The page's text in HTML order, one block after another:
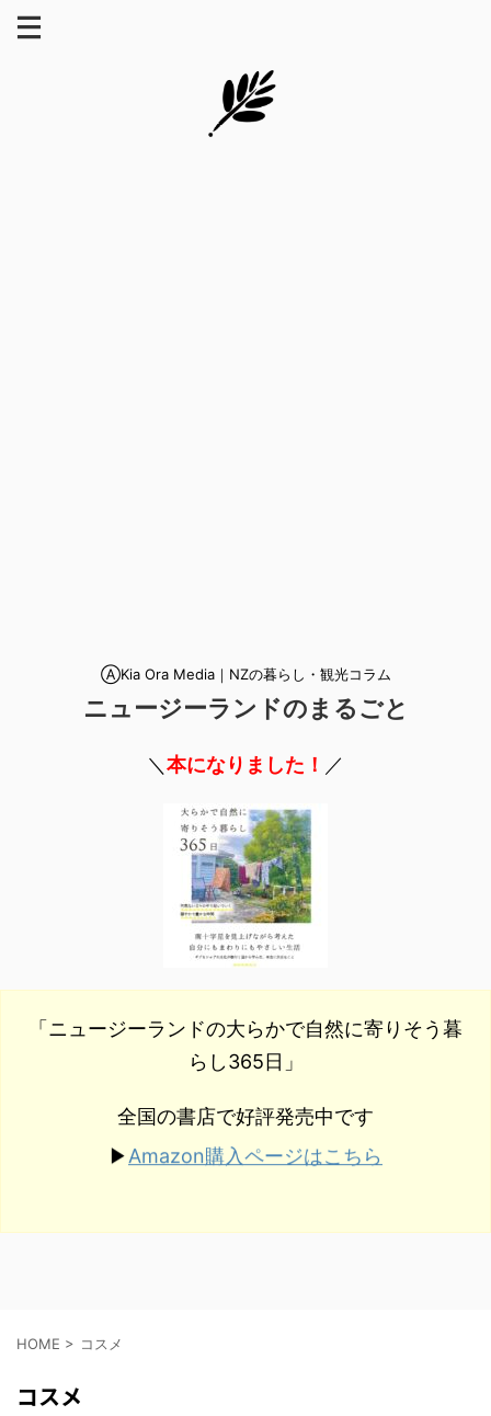
ⒶKia Ora Media｜NZの暮らし・観光コラム
ニュージーランドのまるごと
＼ 本になりました！ ／
「ニュージーランドの大らかで自然に寄りそう暮
らし365日」
全国の書店で好評発売中です
Amazon購入ページはこちら
HOME > コスメ
コスメ